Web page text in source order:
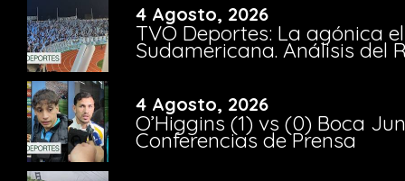
4 Agosto, 2026
TVO Deportes: La agónica
Sudamericana. Análisis del
4 Agosto, 2026
O’Higgins (1) vs (0) Boca
Conferencias de Prensa